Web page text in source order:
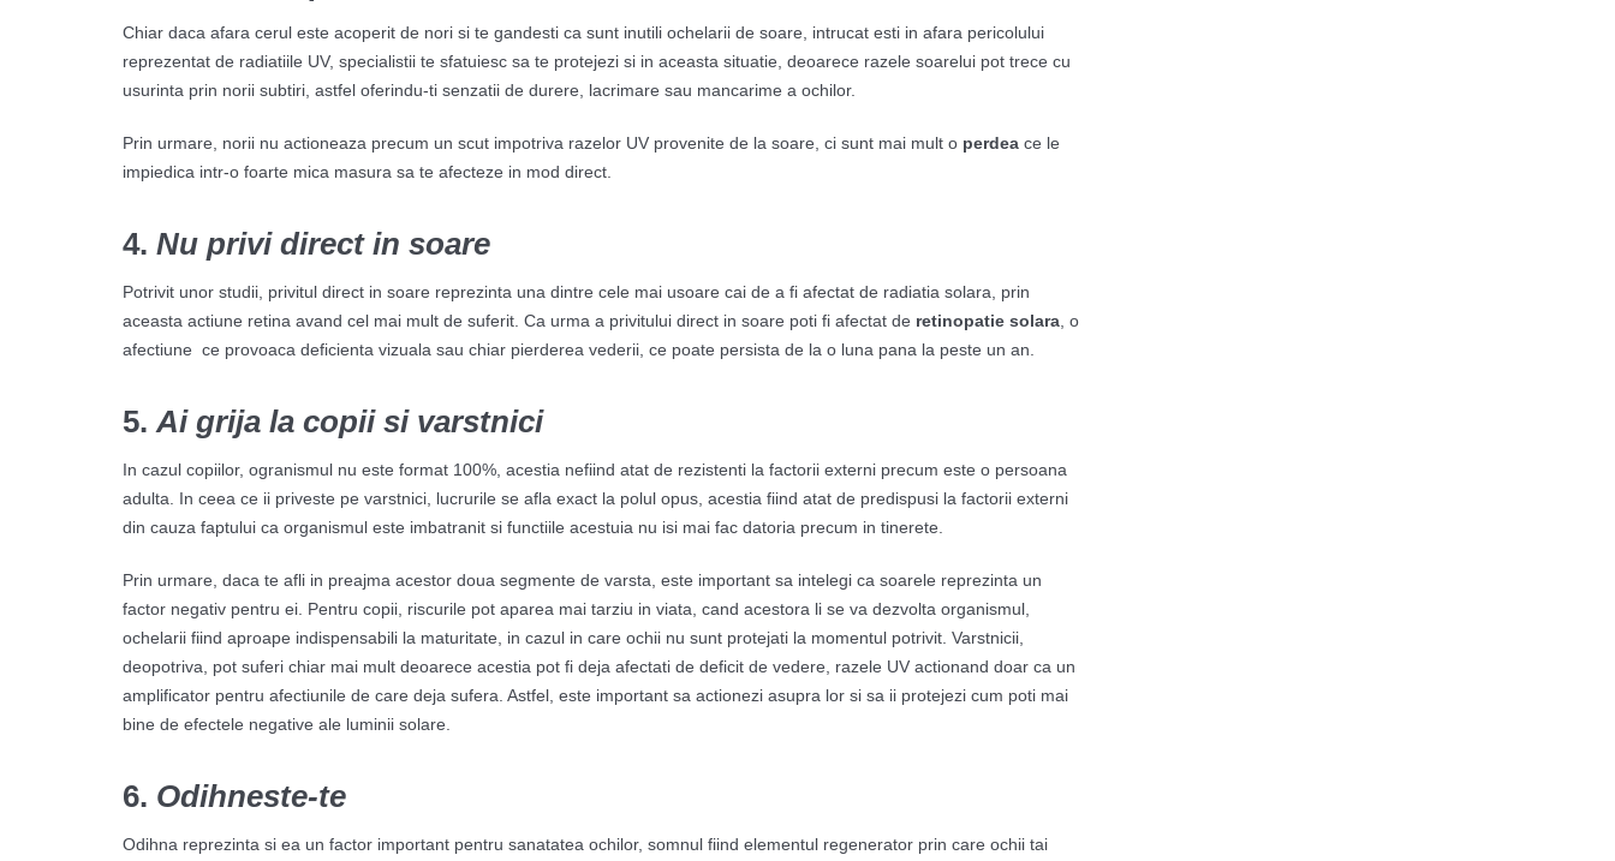
Chiar daca afara cerul este acoperit de nori si te gandesti ca sunt inutili ochelarii de soare, intrucat esti in afara pericolului
reprezentat de radiatiile UV, specialistii te sfatuiesc sa te protejezi si in aceasta situatie, deoarece razele soarelui pot trece cu
usurinta prin norii subtiri, astfel oferindu-ti senzatii de durere, lacrimare sau mancarime a ochilor.
Prin urmare, norii nu actioneaza precum un scut impotriva razelor UV provenite de la soare, ci sunt mai mult o perdea ce le
impiedica intr-o foarte mica masura sa te afecteze in mod direct.
4. Nu privi direct in soare
Potrivit unor studii, privitul direct in soare reprezinta una dintre cele mai usoare cai de a fi afectat de radiatia solara, prin
aceasta actiune retina avand cel mai mult de suferit. Ca urma a privitului direct in soare poti fi afectat de retinopatie solara , o
afectiune ce provoaca deficienta vizuala sau chiar pierderea vederii, ce poate persista de la o luna pana la peste un an.
5. Ai grija la copii si varstnici
In cazul copiilor, ogranismul nu este format 100%, acestia nefiind atat de rezistenti la factorii externi precum este o persoana
adulta. In ceea ce ii priveste pe varstnici, lucrurile se afla exact la polul opus, acestia fiind atat de predispusi la factorii externi
din cauza faptului ca organismul este imbatranit si functiile acestuia nu isi mai fac datoria precum in tinerete.
Prin urmare, daca te afli in preajma acestor doua segmente de varsta, este important sa intelegi ca soarele reprezinta un
factor negativ pentru ei. Pentru copii, riscurile pot aparea mai tarziu in viata, cand acestora li se va dezvolta organismul,
ochelarii fiind aproape indispensabili la maturitate, in cazul in care ochii nu sunt protejati la momentul potrivit. Varstnicii,
deopotriva, pot suferi chiar mai mult deoarece acestia pot fi deja afectati de deficit de vedere, razele UV actionand doar ca un
amplificator pentru afectiunile de care deja sufera. Astfel, este important sa actionezi asupra lor si sa ii protejezi cum poti mai
bine de efectele negative ale luminii solare.
6. Odihneste-te
Odihna reprezinta si ea un factor important pentru sanatatea ochilor, somnul fiind elementul regenerator prin care ochii tai